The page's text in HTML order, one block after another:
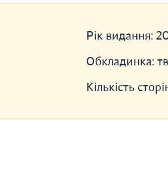
Рік видання:
Обкладинка:
Кількість